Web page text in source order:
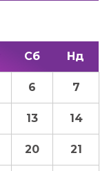
Сб Нд
6 7
13 14
20 21